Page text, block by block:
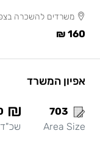
משרדים להשכרה
160 ₪
אפיון המשרד
703
Area Size